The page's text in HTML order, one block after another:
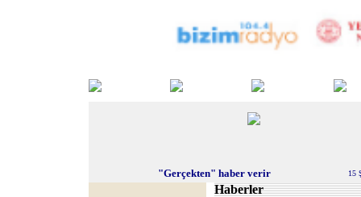
"Gerçekten" haber verir 15
Haberler